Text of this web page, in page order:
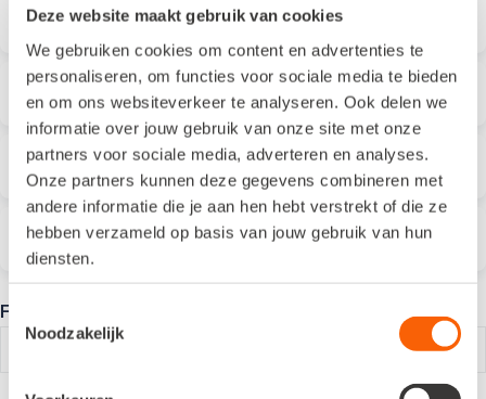
Deze website maakt gebruik van cookies
We gebruiken cookies om content en advertenties te
personaliseren, om functies voor sociale media te bieden
en om ons websiteverkeer te analyseren. Ook delen we
informatie over jouw gebruik van onze site met onze
partners voor sociale media, adverteren en analyses.
Onze partners kunnen deze gegevens combineren met
andere informatie die je aan hen hebt verstrekt of die ze
hebben verzameld op basis van jouw gebruik van hun
diensten.
Toestemmingsselectie
Noodzakelijk
Onduidelijke uitleg
Het ontbreken van uitleg
De functionaliteit is niet makkelijk
Anders
FAQ_url